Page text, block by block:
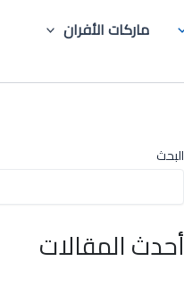
ماركات الأفران
البحث
أحدث المقالات